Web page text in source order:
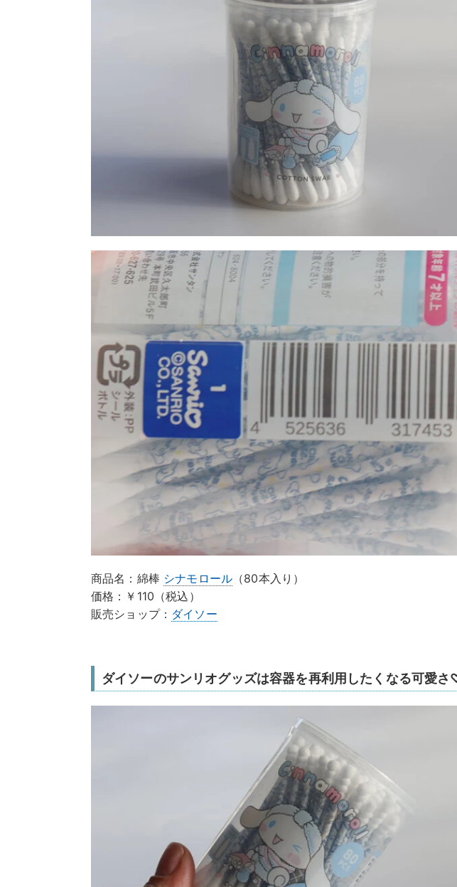
商品名：綿棒 シナモロール （80本入り）
価格：￥110（税込）
販売ショップ： ダイソー
ダイソーのサンリオグッズは容器を再利用したくなる可愛